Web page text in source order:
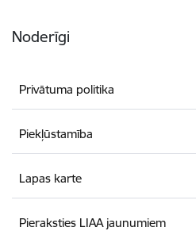
Noderīgi
Privātuma politika
Piekļūstamība
Lapas karte
Pieraksties LIAA jaunumiem